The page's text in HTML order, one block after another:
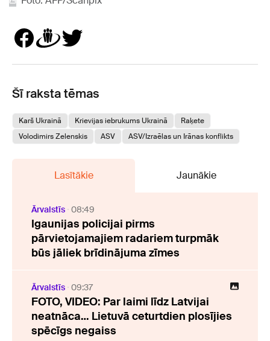
Šī raksta tēmas
Karš Ukrainā Krievijas iebrukums Ukrainā
Raķete
Volodimirs Zelenskis
ASV ASV/Izraēlas un Irānas konflikts
Lasītākie Jaunākie
Ārvalstīs 08:49
Igaunijas policijai pirms
pārvietojamajiem radariem turpmāk
būs jāliek brīdinājuma zīmes
Ārvalstīs 09:37
FOTO, VIDEO: Par laimi līdz Latvijai
neatnāca… Lietuvā ceturtdien plosījies
spēcīgs negaiss